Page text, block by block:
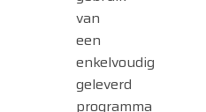
van
een
enkelvoudig
geleverd
programma